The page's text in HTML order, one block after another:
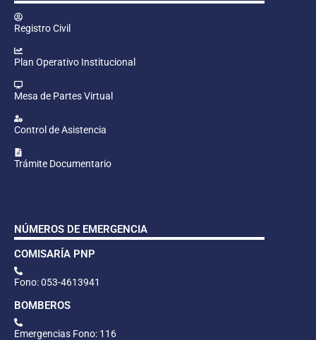
Registro Civil
Plan Operativo Institucional
Mesa de Partes Virtual
Control de Asistencia
Trámite Documentario
NÚMEROS DE EMERGENCIA
COMISARÍA PNP
Fono: 053-4613941
BOMBEROS
Emergencias Fono: 116